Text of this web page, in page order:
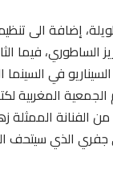
إضافة الى تنظيم
الساطوري، فيما
في السينما
المغربية
الفنانة الممثلة
جفري الذي سيتحف